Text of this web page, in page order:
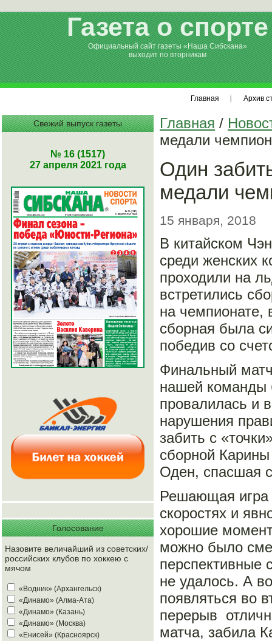
Газета о спорте
Официальный сайт газеты «Наша Сибскана»
выходит по вторникам
Главная Архив
Свежий выпуск газеты
№ 16 (1517)
27 апреля 2021 года
Голосование
Назовите величайший из советских/
российских клубов по хоккею с
мячом
«Водник» (Архангельск)
«Динамо» (Алма-Ата)
«Динамо» (Казань)
«Динамо» (Москва)
«Енисей» (Красноярск)
Главная /
медали
Один
медали
15 января, 2018
В китайском
среди женских
проходили на
встретились
на чемпионате,
сборная была
победив со
Финальный
нашей команды
провалилась и
нарушения
забить с
сборной
Оден, спасшая
Решающая игра
скоростях и
хорошие
можно было
перспективные
не удалось. А
появляться во
перерыв
матча, забила